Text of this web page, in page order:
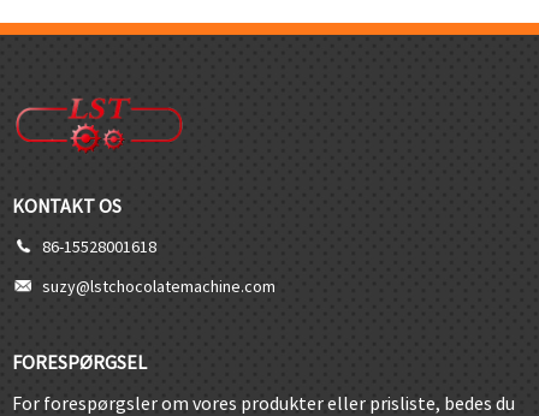
KONTAKT OS
86-15528001618
suzy@lstchocolatemachine.com
FORESPØRGSEL
For forespørgsler om vores produkter eller prisliste, bedes du